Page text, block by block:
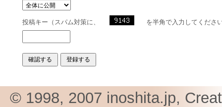
投稿キー（スパム対策に、 を半角で入力してくださ
© 1998, 2007 inoshita.jp,